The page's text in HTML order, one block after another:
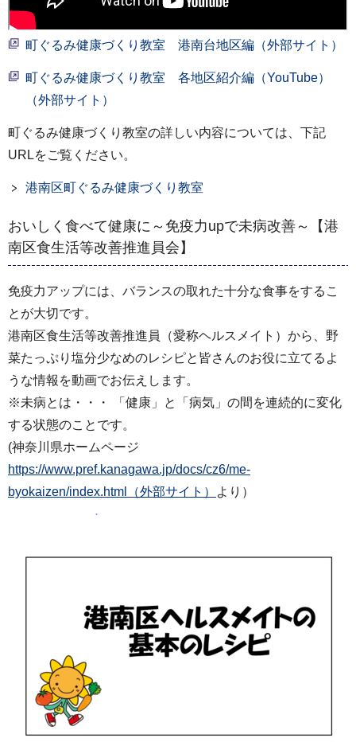
町ぐるみ健康づくり教室 港南台地区編（外部サイト）
町ぐるみ健康づくり教室 各地区紹介編（YouTube）
（外部サイト）
町ぐるみ健康づくり教室の詳しい内容については、下記
URLをご覧ください。
港南区町ぐるみ健康づくり教室
おいしく食べて健康に～免疫力upで未病改善～【港
南区食生活等改善推進員会】
免疫力アップには、バランスの取れた十分な食事をするこ
とが大切です。
港南区食生活等改善推進員（愛称ヘルスメイト）から、野
菜たっぷり塩分少なめのレシピと皆さんのお役に立てるよ
うな情報を動画でお伝えします。
※未病とは・・・ 「健康」と「病気」の間を連続的に変化
する状態のことです。
(神奈川県ホームページ
https://www.pref.kanagawa.jp/docs/cz6/me-
byokaizen/index.html（外部サイト）
より）